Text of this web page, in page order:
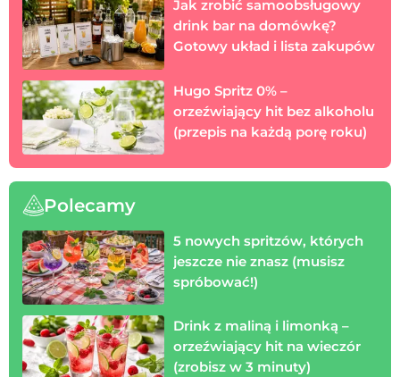
Jak zrobić samoobsługowy
drink bar na domówkę?
Gotowy układ i lista zakupów
Hugo Spritz 0% –
orzeźwiający hit bez alkoholu
(przepis na każdą porę roku)
Polecamy
5 nowych spritzów, których
jeszcze nie znasz (musisz
spróbować!)
Drink z maliną i limonką –
orzeźwiający hit na wieczór
(zrobisz w 3 minuty)